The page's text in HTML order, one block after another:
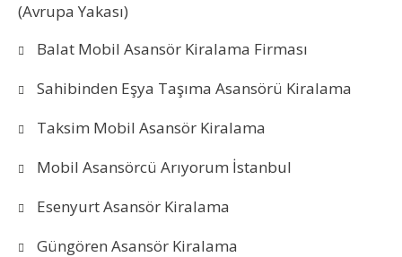
(Avrupa Yakası)
Balat Mobil Asansör Kiralama Firması
Sahibinden Eşya Taşıma Asansörü Kiralama
Taksim Mobil Asansör Kiralama
Mobil Asansörcü Arıyorum İstanbul
Esenyurt Asansör Kiralama
Güngören Asansör Kiralama